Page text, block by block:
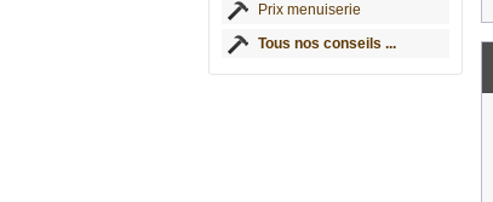
Prix menuiserie
Tous nos conseils ...